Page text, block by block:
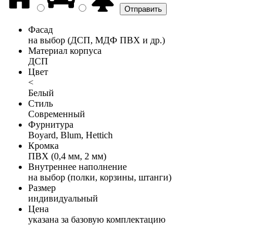
Фасад
на выбор (ДСП, МДФ ПВХ и др.)
Материал корпуса
ДСП
Цвет
<
Белый
Стиль
Современный
Фурнитура
Boyard, Blum, Hettich
Кромка
ПВХ (0,4 мм, 2 мм)
Внутреннее наполнение
на выбор (полки, корзины, штанги)
Размер
индивидуальный
Цена
указана за базовую комплектацию